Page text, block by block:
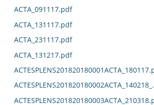
ACTA_091117.pdf
ACTA_131117.pdf
ACTA_231117.pdf
ACTA_131217.pdf